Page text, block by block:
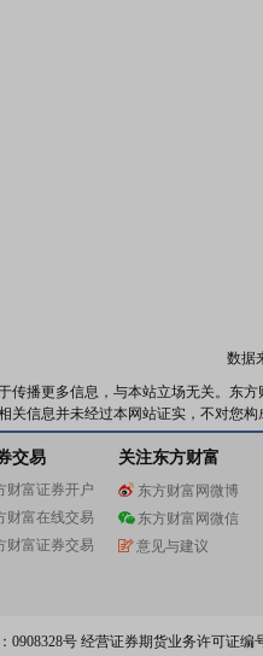
数据
传播更多信息，与本站立场无关。东
关信息并未经过本网站证实，不对您
交易
财富证券开户
财富在线交易
财富证券交易
关注东方财富
东方财富网微博
东方财富网微信
意见与建议
号 经营证券期货业务许可证编